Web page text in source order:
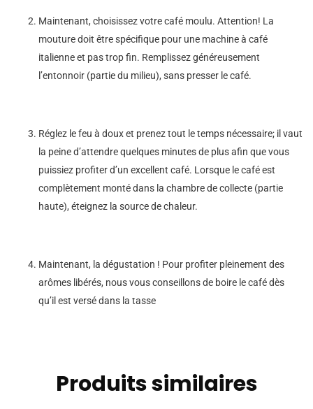
Maintenant, choisissez votre café moulu. Attention! La
mouture doit être spécifique pour une machine à café
italienne et pas trop fin. Remplissez généreusement
l’entonnoir (partie du milieu), sans presser le café.
Réglez le feu à doux et prenez tout le temps nécessaire; il vaut
la peine d’attendre quelques minutes de plus afin que vous
puissiez profiter d’un excellent café. Lorsque le café est
complètement monté dans la chambre de collecte (partie
haute), éteignez la source de chaleur.
Maintenant, la dégustation ! Pour profiter pleinement des
arômes libérés, nous vous conseillons de boire le café dès
qu’il est versé dans la tasse
Produits similaires